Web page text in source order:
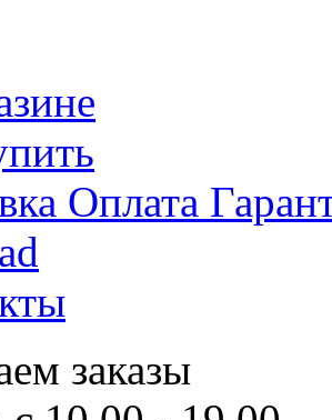
Оплата
заказы